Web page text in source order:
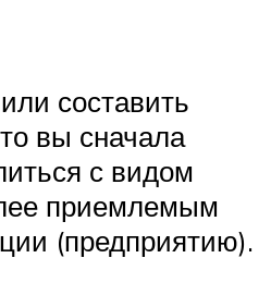
составить
вы сначала
с видом
приемлемым
(предприятию).